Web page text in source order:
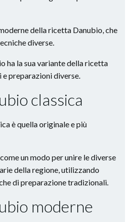
della ricetta Danubio, che
diverse.
ha la sua variante della ricetta
preparazioni diverse.
classica
è quella originale e più
un modo per unire le diverse
della regione, utilizzando
di preparazione tradizionali.
moderne